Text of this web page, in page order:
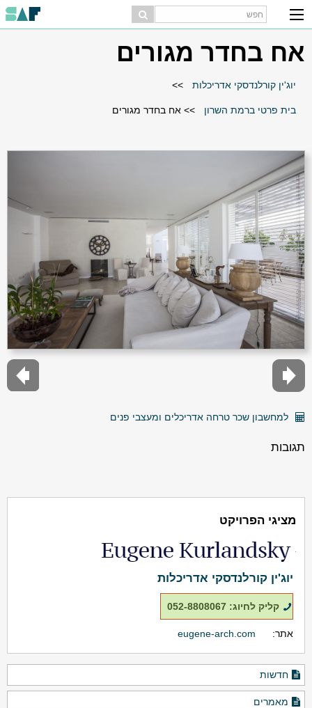
אח בחדר מגורים
יוג'ין קורלנדסקי אדריכלות >>
בית פרטי ברמת השרון >> אח בחדר מגורים
למחשבון שכר טרחה אדריכלים ומעצבי פנים
תגובות
מציגי הפרויקט
יוג'ין קורלנדסקי אדריכלות
קליק לחיוג: 052-8808067
אתר: eugene-arch.com
חדשות
מאמרים